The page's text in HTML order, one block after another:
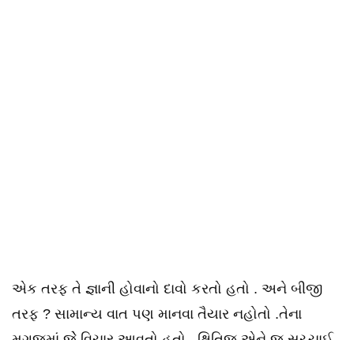
એક તરફ તે જ્ઞાની હોવાનો દાવો કરતો હતો . અને બીજી
તરફ ? સામાન્ય વાત પણ માનવા તૈયાર નહોતો .તેના